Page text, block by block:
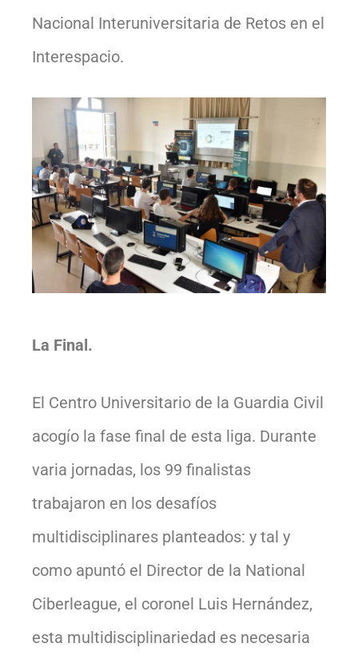
Nacional Interuniversitaria de Retos en el
Interespacio.
La Final.
El Centro Universitario de la Guardia Civil
acogío la fase final de esta liga. Durante
varia jornadas, los 99 finalistas
trabajaron en los desafíos
multidisciplinares planteados: y tal y
como apuntó el Director de la National
Ciberleague, el coronel Luis Hernández,
esta multidisciplinariedad es necesaria